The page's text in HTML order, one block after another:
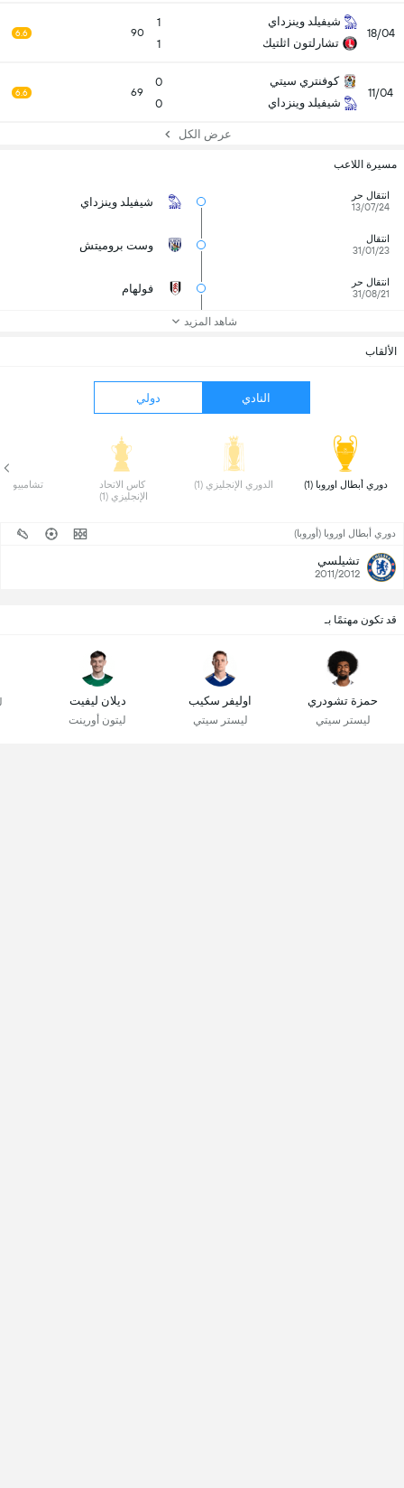
18/04
شيفيلد وينزداي
تشارلتون اثلتيك
1
1
90
6.6
11/04
كوفنتري سيتي
شيفيلد وينزداي
0
0
69
6.6
عرض الكل
مسيرة اللاعب
انتقال حر
13/07/24
شيفيلد وينزداي
انتقال
31/01/23
وست بروميتش
انتقال حر
31/08/21
فولهام
شاهد المزيد
الألقاب
النادي دولي
دوري أبطال اوروبا (1) الدوري الإنجليزي (1)
الإنجليزي (1)
دوري أبطال اوروبا (أوروبا)
تشيلسي
2011/2012
قد تكون مهتمًا بـ
حمزة تشودري
ليستر سيتي
اوليفر سكيب
ليستر سيتي
ديلان ليفيت
ليتون أورينت